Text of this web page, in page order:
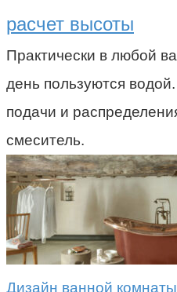
расчет высоты
Практически в любой
день пользуются
подачи и
смеситель.
Дизайн ванной комнаты